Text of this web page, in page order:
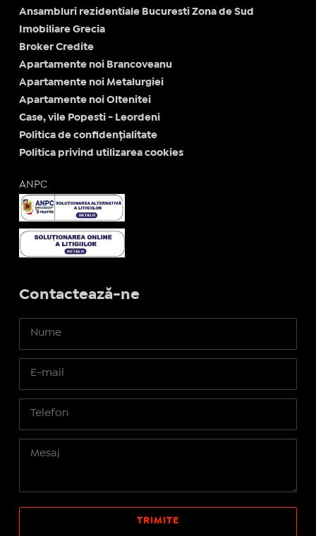
Ansambluri rezidentiale Bucuresti Zona de Sud
Imobiliare Grecia
Broker Credite
Apartamente noi Brancoveanu
Apartamente noi Metalurgiei
Apartamente noi Oltenitei
Case, vile Popesti - Leordeni
Politica de confidențialitate
Politica privind utilizarea cookies
ANPC
Contactează-ne